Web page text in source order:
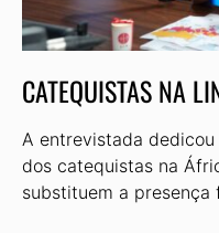
CATEQUISTAS NA
A entrevistada
dos catequistas na
substituem a presença